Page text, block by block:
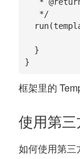
}
框架里的
使用第
如何使用第三